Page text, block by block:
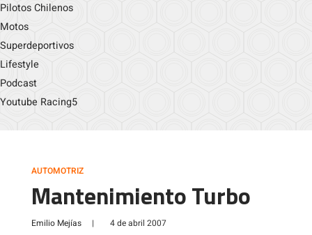
Pilotos Chilenos
Motos
Superdeportivos
Lifestyle
Podcast
Youtube Racing5
AUTOMOTRIZ
Mantenimiento Turbo
Emilio Mejías | 4 de abril 2007